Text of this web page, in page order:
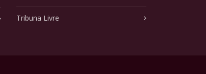
Tribuna Livre